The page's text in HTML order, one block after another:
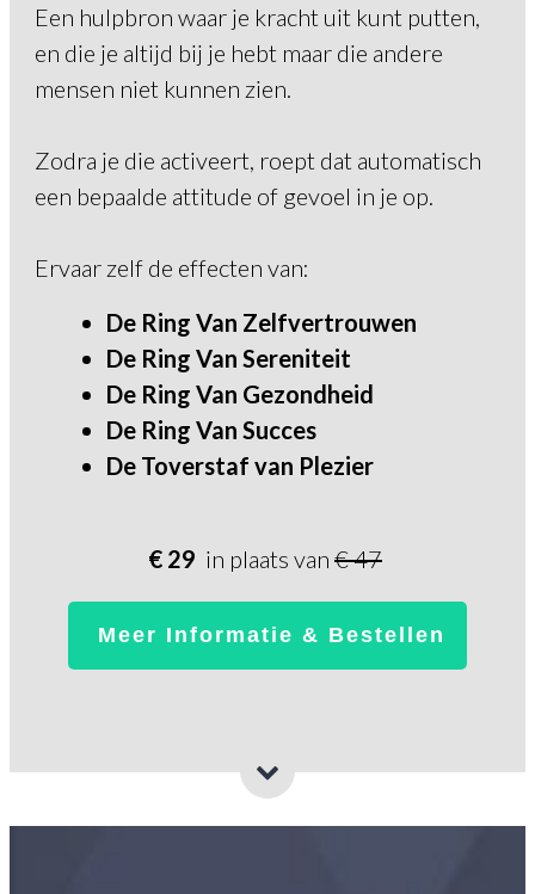
Een hulpbron waar je kracht uit kunt putten,
en die je altijd bij je hebt maar die andere
mensen niet kunnen zien.
Zodra je die activeert, roept dat automatisch
een bepaalde attitude of gevoel in je op.
Ervaar zelf de effecten van:
De Ring Van Zelfvertrouwen
De Ring Van Sereniteit
De Ring Van Gezondheid
De Ring Van Succes
De Toverstaf van Plezier
€ 29 in plaats van € 47
Meer Informatie & Bestellen